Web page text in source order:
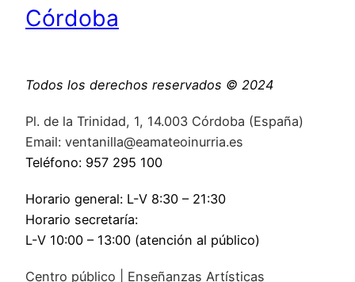
Córdoba
Todos los derechos reservados © 2024
Pl. de la Trinidad, 1, 14.003 Córdoba (España)
Email: ventanilla@eamateoinurria.es
Teléfono: 957 295 100
Horario general: L-V 8:30 – 21:30
Horario secretaría:
L-V 10:00 – 13:00 (atención al público)
Centro público | Enseñanzas Artísticas